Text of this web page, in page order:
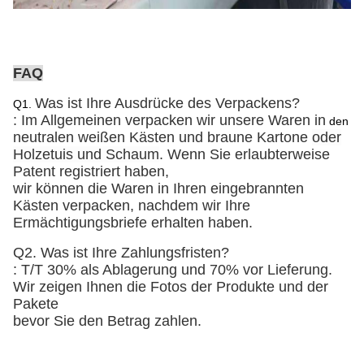
FAQ
Q1. Was ist Ihre Ausdrücke des Verpackens?
: Im Allgemeinen verpacken wir unsere Waren in den
neutralen weißen Kästen und braune Kartone oder
Holzetuis und Schaum. Wenn Sie erlaubterweise
Patent registriert haben,
wir können die Waren in Ihren eingebrannten
Kästen verpacken, nachdem wir Ihre
Ermächtigungsbriefe erhalten haben.
Q2. Was ist Ihre Zahlungsfristen?
: T/T 30% als Ablagerung und 70% vor Lieferung.
Wir zeigen Ihnen die Fotos der Produkte und der
Pakete
bevor Sie den Betrag zahlen.